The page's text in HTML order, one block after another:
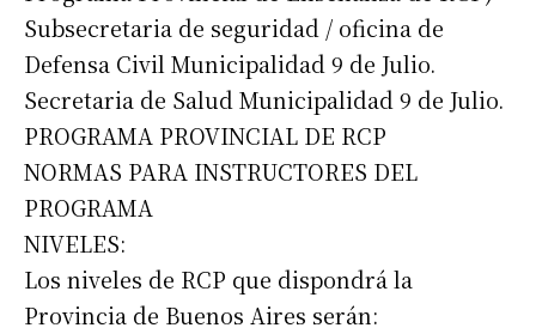
Subsecretaria de seguridad / oficina de
Defensa Civil Municipalidad 9 de Julio.
Secretaria de Salud Municipalidad 9 de Julio.
PROGRAMA PROVINCIAL DE RCP
NORMAS PARA INSTRUCTORES DEL
PROGRAMA
NIVELES:
Los niveles de RCP que dispondrá la
Provincia de Buenos Aires serán: